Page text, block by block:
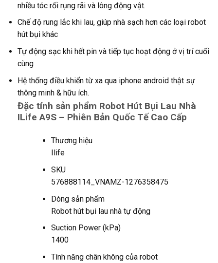
nhiều tóc rối rụng rãi và lông động vật.
Chế độ rung lắc khi lau, giúp nhà sạch hơn các loại robot
hút bụi khác
Tự động sạc khi hết pin và tiếp tục hoạt động ở vị trí cuối
cùng
Hệ thống điều khiển từ xa qua iphone android thật sự
thông minh & hữu ích.
Đặc tính sản phẩm Robot Hút Bụi Lau Nhà
ILife A9S – Phiên Bản Quốc Tế Cao Cấp
Thương hiệu
Ilife
SKU
576888114_VNAMZ-1276358475
Dòng sản phẩm
Robot hút bụi lau nhà tự động
Suction Power (kPa)
1400
Tính năng chân không của robot